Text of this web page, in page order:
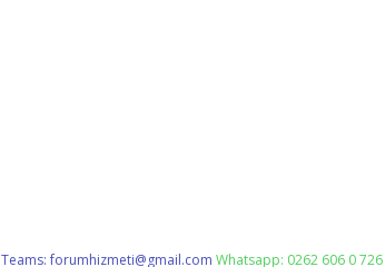
Teams:forumhizmeti@gmail.com Whatsapp: 0262 606 0 726